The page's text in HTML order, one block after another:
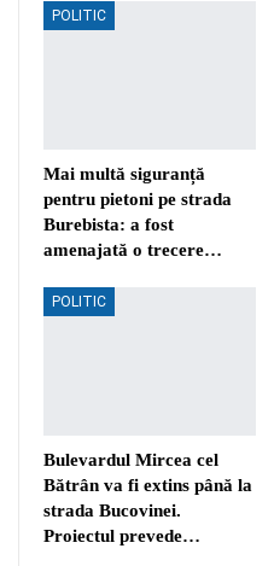
POLITIC
Mai multă siguranță
pentru pietoni pe strada
Burebista: a fost
amenajată o trecere…
POLITIC
Bulevardul Mircea cel
Bătrân va fi extins până la
strada Bucovinei.
Proiectul prevede…